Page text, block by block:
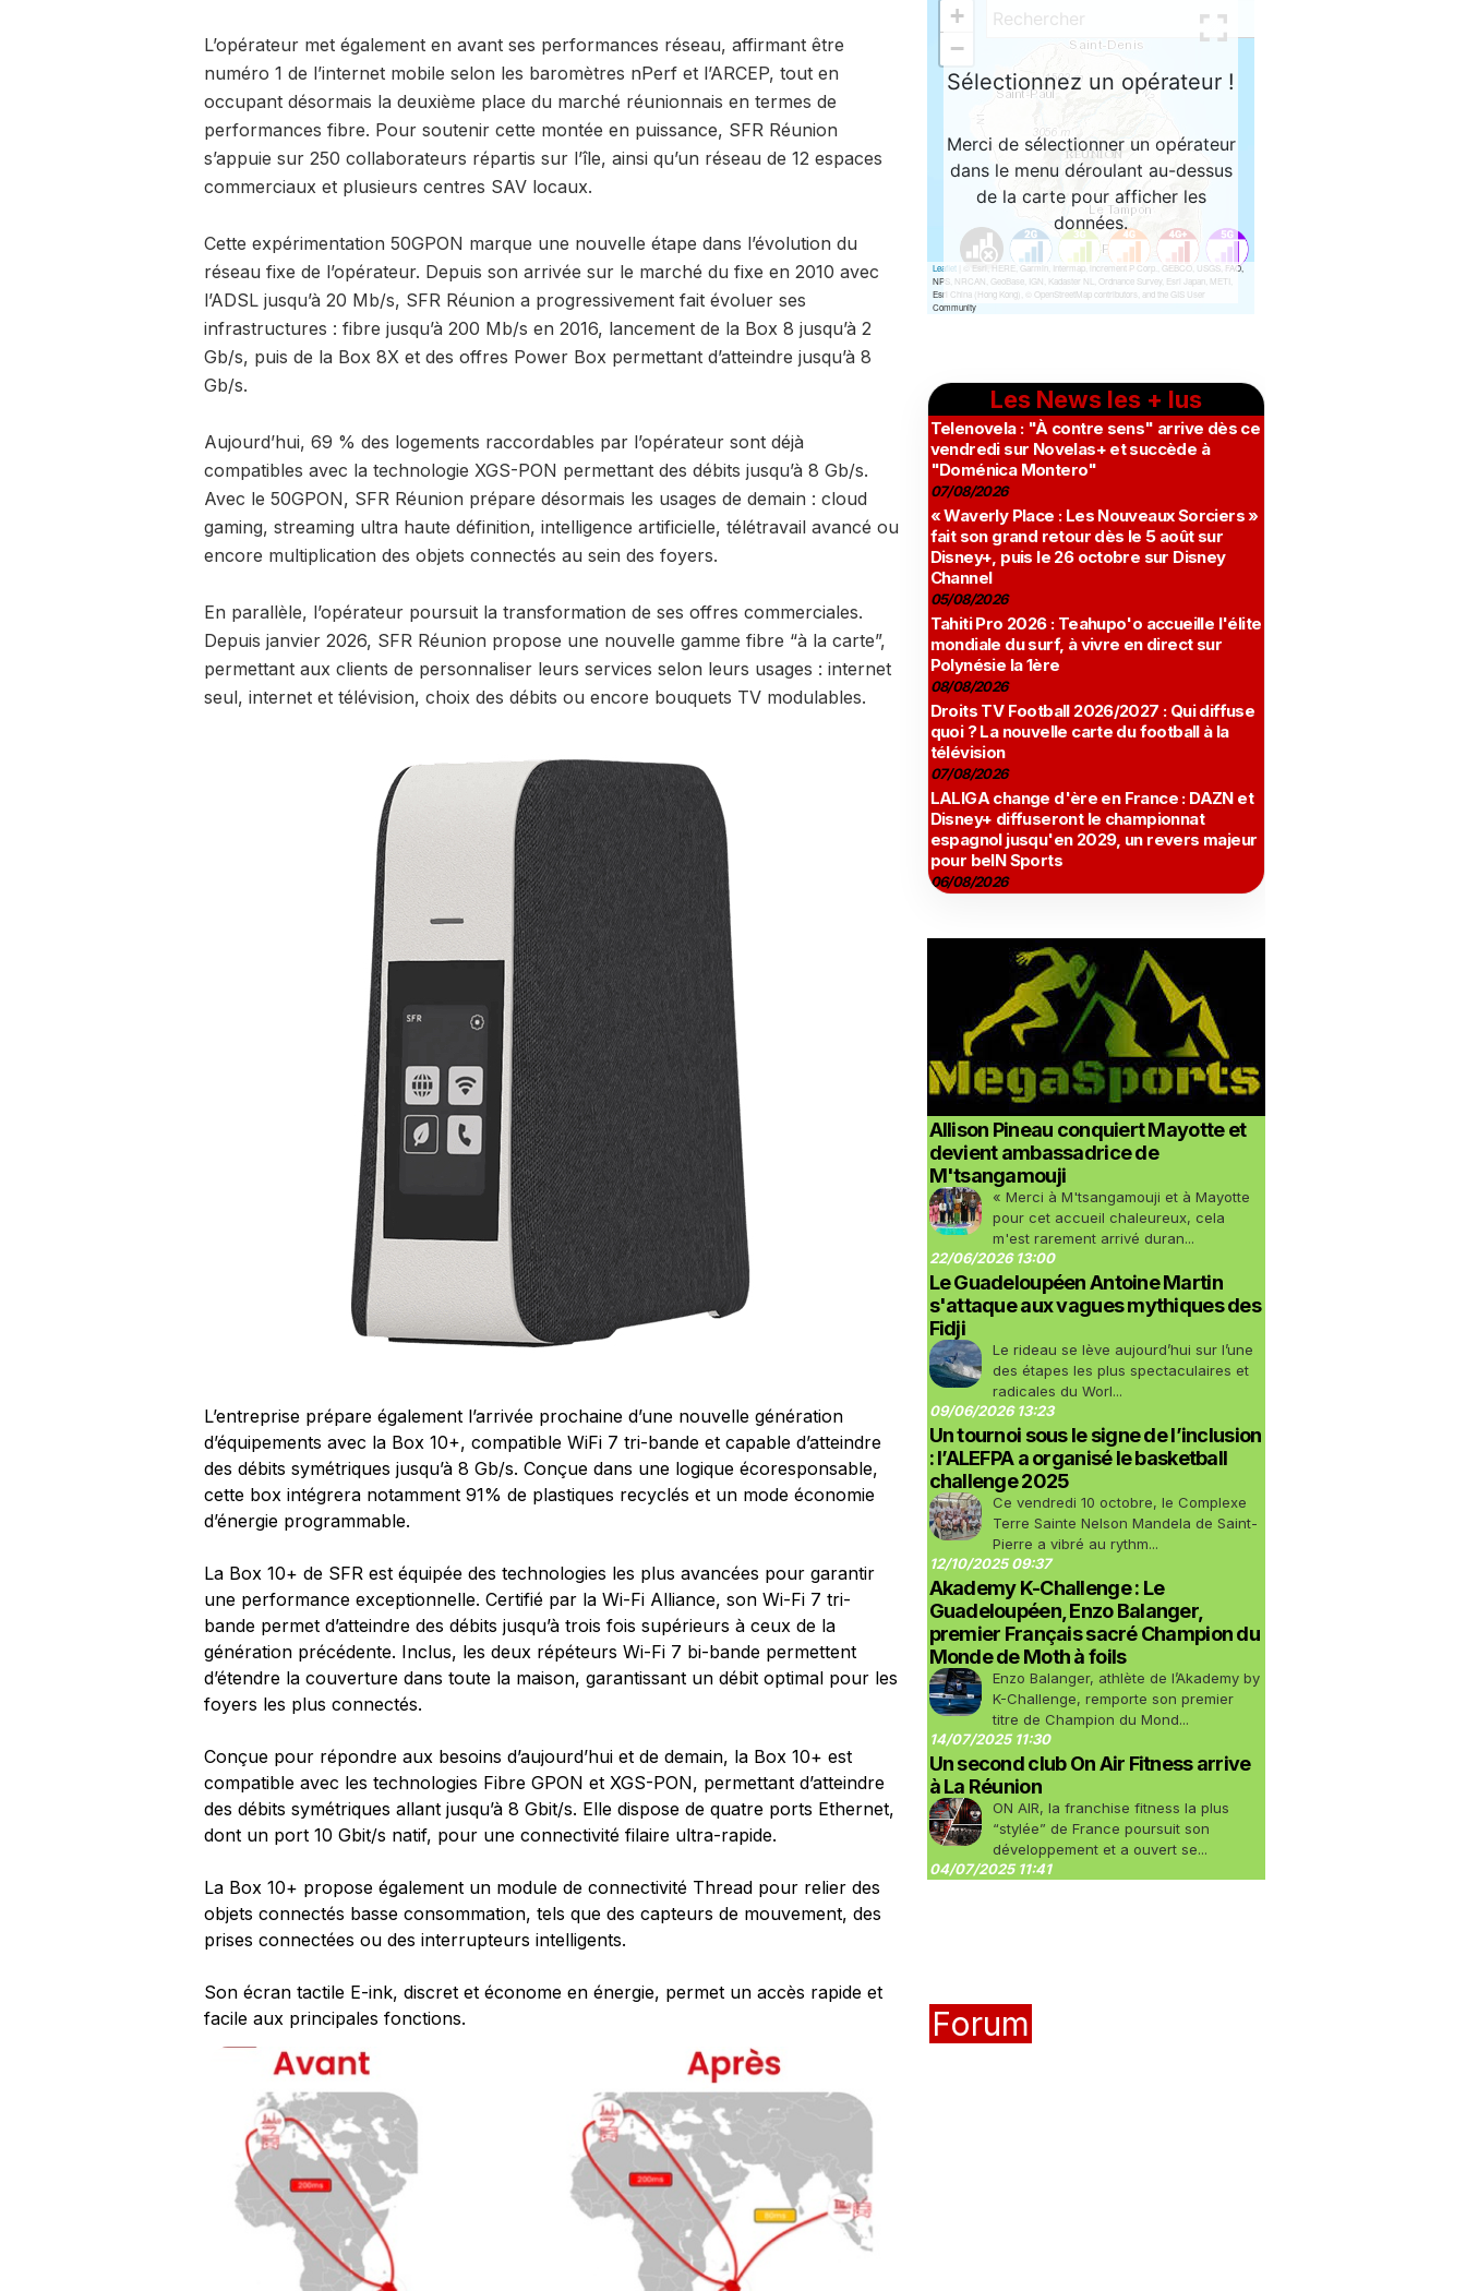
L’opérateur met également en avant ses performances réseau, affirmant être
numéro 1 de l’internet mobile selon les baromètres nPerf et l’ARCEP, tout en
occupant désormais la deuxième place du marché réunionnais en termes de
performances fibre. Pour soutenir cette montée en puissance, SFR Réunion
s’appuie sur 250 collaborateurs répartis sur l’île, ainsi qu’un réseau de 12 espaces
commerciaux et plusieurs centres SAV locaux.
Cette expérimentation 50GPON marque une nouvelle étape dans l’évolution du
réseau fixe de l’opérateur. Depuis son arrivée sur le marché du fixe en 2010 avec
l’ADSL jusqu’à 20 Mb/s, SFR Réunion a progressivement fait évoluer ses
infrastructures : fibre jusqu’à 200 Mb/s en 2016, lancement de la Box 8 jusqu’à 2
Gb/s, puis de la Box 8X et des offres Power Box permettant d’atteindre jusqu’à 8
Gb/s.
Aujourd’hui, 69 % des logements raccordables par l’opérateur sont déjà
compatibles avec la technologie XGS-PON permettant des débits jusqu’à 8 Gb/s.
Avec le 50GPON, SFR Réunion prépare désormais les usages de demain : cloud
gaming, streaming ultra haute définition, intelligence artificielle, télétravail avancé ou
encore multiplication des objets connectés au sein des foyers.
En parallèle, l’opérateur poursuit la transformation de ses offres commerciales.
Depuis janvier 2026, SFR Réunion propose une nouvelle gamme fibre “à la carte”,
permettant aux clients de personnaliser leurs services selon leurs usages : internet
seul, internet et télévision, choix des débits ou encore bouquets TV modulables.
L’entreprise prépare également l’arrivée prochaine d’une nouvelle génération
d’équipements avec la Box 10+, compatible WiFi 7 tri-bande et capable d’atteindre
des débits symétriques jusqu’à 8 Gb/s. Conçue dans une logique écoresponsable,
cette box intégrera notamment 91% de plastiques recyclés et un mode économie
d’énergie programmable.
La Box 10+ de SFR est équipée des technologies les plus avancées pour garantir
une performance exceptionnelle. Certifié par la Wi-Fi Alliance, son Wi-Fi 7 tri-
bande permet d’atteindre des débits jusqu’à trois fois supérieurs à ceux de la
génération précédente. Inclus, les deux répéteurs Wi-Fi 7 bi-bande permettent
d’étendre la couverture dans toute la maison, garantissant un débit optimal pour les
foyers les plus connectés.
Conçue pour répondre aux besoins d’aujourd’hui et de demain, la Box 10+ est
compatible avec les technologies Fibre GPON et XGS-PON, permettant d’atteindre
des débits symétriques allant jusqu’à 8 Gbit/s. Elle dispose de quatre ports Ethernet,
dont un port 10 Gbit/s natif, pour une connectivité filaire ultra-rapide.
La Box 10+ propose également un module de connectivité Thread pour relier des
objets connectés basse consommation, tels que des capteurs de mouvement, des
prises connectées ou des interrupteurs intelligents.
Son écran tactile E-ink, discret et économe en énergie, permet un accès rapide et
facile aux principales fonctions.
Les News les + lus
Telenovela : "À contre sens" arrive dès ce
vendredi sur Novelas+ et succède à
"Doménica Montero"
07/08/2026
« Waverly Place : Les Nouveaux Sorciers »
fait son grand retour dès le 5 août sur
Disney+, puis le 26 octobre sur Disney
Channel
05/08/2026
Tahiti Pro 2026 : Teahupo'o accueille l'élite
mondiale du surf, à vivre en direct sur
Polynésie la 1ère
08/08/2026
Droits TV Football 2026/2027 : Qui diffuse
quoi ? La nouvelle carte du football à la
télévision
07/08/2026
LALIGA change d'ère en France : DAZN et
Disney+ diffuseront le championnat
espagnol jusqu'en 2029, un revers majeur
pour beIN Sports
06/08/2026
Allison Pineau conquiert Mayotte et
devient ambassadrice de
M'tsangamouji
« Merci à M'tsangamouji et à Mayotte
pour cet accueil chaleureux, cela
m'est rarement arrivé duran...
22/06/2026 13:00
Le Guadeloupéen Antoine Martin
s'attaque aux vagues mythiques des
Fidji
Le rideau se lève aujourd’hui sur l’une
des étapes les plus spectaculaires et
radicales du Worl...
09/06/2026 13:23
Un tournoi sous le signe de l’inclusion
: l’ALEFPA a organisé le basketball
challenge 2025
Ce vendredi 10 octobre, le Complexe
Terre Sainte Nelson Mandela de Saint-
Pierre a vibré au rythm...
12/10/2025 09:37
Akademy K-Challenge : Le
Guadeloupéen, Enzo Balanger,
premier Français sacré Champion du
Monde de Moth à foils
Enzo Balanger, athlète de l’Akademy by
K-Challenge, remporte son premier
titre de Champion du Mond...
14/07/2025 11:30
Un second club On Air Fitness arrive
à La Réunion
ON AIR, la franchise fitness la plus
“stylée” de France poursuit son
développement et a ouvert se...
04/07/2025 11:41
Forum